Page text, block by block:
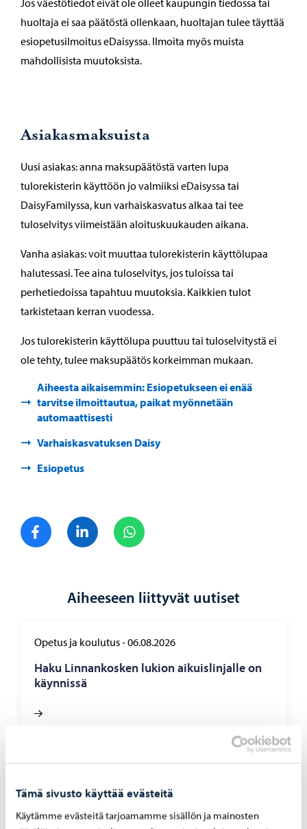
Tämä sivusto käyttää evästeitä
Käytämme evästeitä tarjoamamme sisällön ja mainosten
Jos väestötiedot eivät ole olleet kaupungin tiedossa tai
huoltaja ei saa päätöstä ollenkaan, huoltajan tulee täyttää
esiopetusilmoitus eDaisyssa. Ilmoita myös muista
mahdollisista muutoksista.
Asiakasmaksuista
Uusi asiakas: anna maksupäätöstä varten lupa
tulorekisterin käyttöön jo valmiiksi eDaisyssa tai
DaisyFamilyssa, kun varhaiskasvatus alkaa tai tee
tuloselvitys viimeistään aloituskuukauden aikana.
Vanha asiakas: voit muuttaa tulorekisterin käyttölupaa
halutessasi. Tee aina tuloselvitys, jos tuloissa tai
perhetiedoissa tapahtuu muutoksia. Kaikkien tulot
tarkistetaan kerran vuodessa.
Jos tulorekisterin käyttölupa puuttuu tai tuloselvitystä ei
ole tehty, tulee maksupäätös korkeimman mukaan.
Aiheesta aikaisemmin: Esiopetukseen ei enää
tarvitse ilmoittautua, paikat myönnetään
automaattisesti
Varhaiskasvatuksen Daisy
Esiopetus
Jaa FacebookJaa LinkedIn
Aiheeseen liittyvät uutiset
Opetus ja koulutus-06.08.2026
Haku Lin­nan­kos­ken lu­kion ai­kuis­lin­jal­le on
käyn­nis­sä
Hu­le­ve­si­mak­su­jen las­ku­tus alkaa syys­kuus­sa
– mak­su­pe­rus­tei­ta on uu­dis­tet­tu vuo­del­le